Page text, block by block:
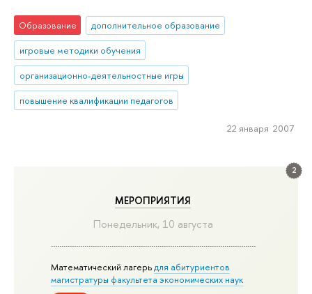
2
МЕРОПРИЯТИЯ
Понедельник, 10 августа
Математический лагерьдля абитуриентов
магистратуры факультета экономических наук
Образование
дополнительное образование
игровые методики обучения
организационно-деятельностные игры
повышение квалификации педагогов
22 января 2007